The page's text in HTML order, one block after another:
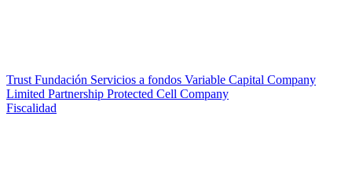
Trust Fundación Servicios a fondos Variable Capital Company
Limited Partnership Protected Cell Company
Fiscalidad